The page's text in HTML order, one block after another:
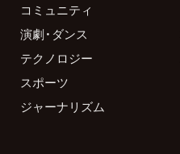
コミュニティ
演劇・ダンス
テクノロジー
スポーツ
ジャーナリズム